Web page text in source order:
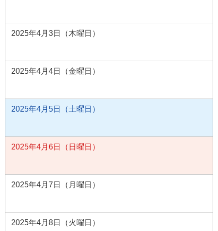
2025年4月3日（木曜日）
2025年4月4日（金曜日）
2025年4月5日（土曜日）
2025年4月6日（日曜日）
2025年4月7日（月曜日）
2025年4月8日（火曜日）